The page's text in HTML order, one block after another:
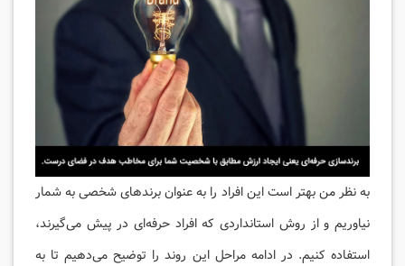
به نظر من بهتر است این افراد را به عنوان برندهای شخصی به شمار
نیاوریم و از روش استانداردی که افراد حرفه‌ای در پیش می‌گیرند،
استفاده کنیم. در ادامه مراحل این روند را توضیح می‌دهیم تا به